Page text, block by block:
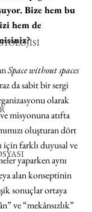
Bize hem bu
hem de
Space without spaces
da sabit bir sergi
olarak
misyonuna atıfta
oluşturan dört
için farklı duyusal ve
yaparken aynı
alan konseptinin
sonuçlar ortaya
ve “mekânsızlık”